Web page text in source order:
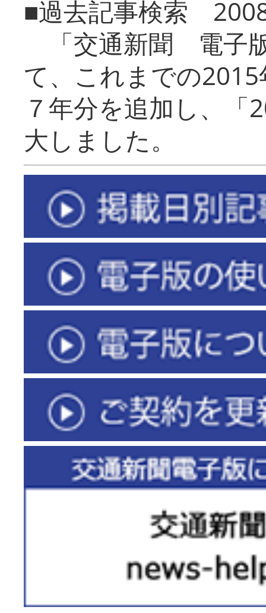
■過去記事検索
「交通新聞 電子
て、これまでの
７年分を追加し、「
大しまし